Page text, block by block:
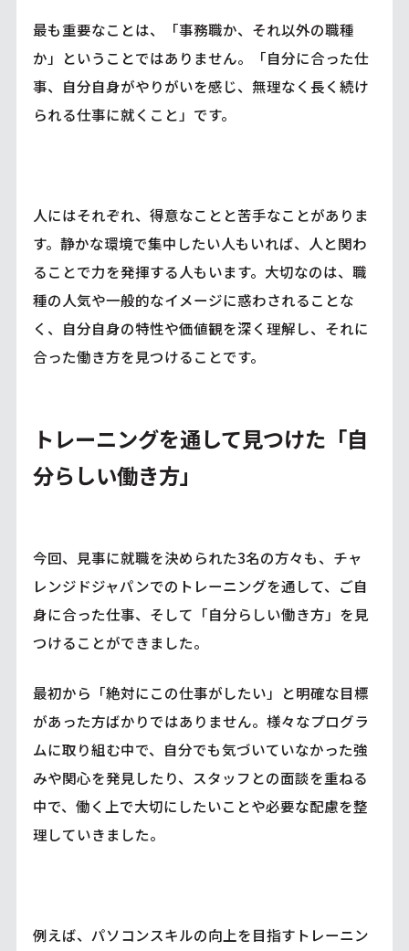
最も重要なことは、「事務職か、それ以外の職種
か」ということではありません。「自分に合った仕
事、自分自身がやりがいを感じ、無理なく長く続け
られる仕事に就くこと」です。
人にはそれぞれ、得意なことと苦手なことがありま
す。静かな環境で集中したい人もいれば、人と関わ
ることで力を発揮する人もいます。大切なのは、職
種の人気や一般的なイメージに惑わされることな
く、自分自身の特性や価値観を深く理解し、それに
合った働き方を見つけることです。
トレーニングを通して見つけた「自
分らしい働き方」
今回、見事に就職を決められた3名の方々も、チャ
レンジドジャパンでのトレーニングを通して、ご自
身に合った仕事、そして「自分らしい働き方」を見
つけることができました。
最初から「絶対にこの仕事がしたい」と明確な目標
があった方ばかりではありません。様々なプログラ
ムに取り組む中で、自分でも気づいていなかった強
みや関心を発見したり、スタッフとの面談を重ねる
中で、働く上で大切にしたいことや必要な配慮を整
理していきました。
例えば、パソコンスキルの向上を目指すトレーニン